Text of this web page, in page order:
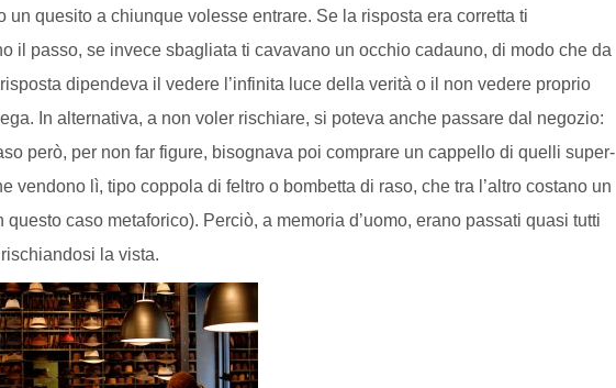
un quesito a chiunque volesse entrare. Se la risposta era corretta ti
il passo, se invece sbagliata ti cavavano un occhio cadauno, di modo che da
dipendeva il vedere l’infinita luce della verità o il non vedere proprio
In alternativa, a non voler rischiare, si poteva anche passare dal negozio:
però, per non far figure, bisognava poi comprare un cappello di quelli super-
vendono lì, tipo coppola di feltro o bombetta di raso, che tra l’altro costano un
questo caso metaforico). Perciò, a memoria d’uomo, erano passati quasi tutti
la vista.